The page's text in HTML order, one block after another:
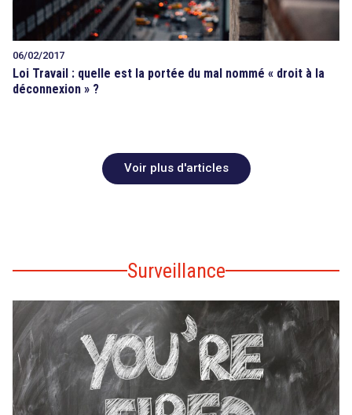
06/02/2017
Loi Travail : quelle est la portée du mal nommé « droit à la
déconnexion » ?
Voir plus d'articles
Surveillance